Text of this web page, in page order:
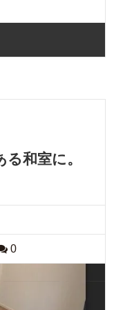
和室に。
0